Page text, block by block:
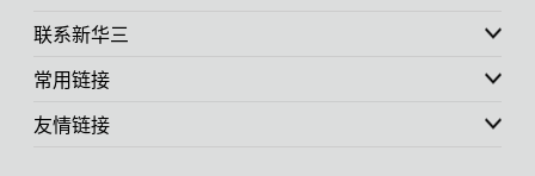
联系新华三
常用链接
友情链接